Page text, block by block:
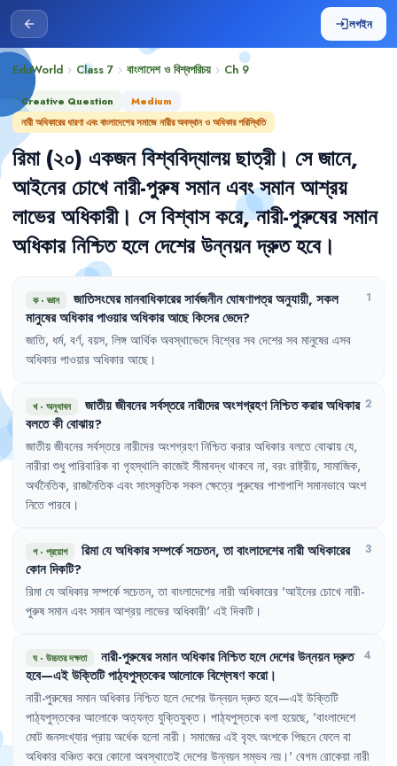
arrow_back loginলগইন
EduWorld chevron_right Class 7 chevron_right বাংলাদেশ ও বিশ্বপরিচয় chevron_right Ch 9
Creative Question
Medium
নারী অধিকারের ধারণা এবং বাংলাদেশের সমাজে নারীর অবস্থান ও অধিকার পরিস্থিতি
রিমা (২০) একজন বিশ্ববিদ্যালয় ছাত্রী। সে জানে,
আইনের চোখে নারী-পুরুষ সমান এবং সমান আশ্রয়
লাভের অধিকারী। সে বিশ্বাস করে, নারী-পুরুষের সমান
অধিকার নিশ্চিত হলে দেশের উন্নয়ন দ্রুত হবে।
ক·জ্ঞান জাতিসংঘেরমানবাধিকারেরসার্বজনীনঘোষণাপত্রঅনুযায়ী, সকল
মানুষেরঅধিকারপাওয়ারঅধিকারআছেকিসেরভেদে?
1
জাতি, ধর্ম, বর্ণ, বয়স, লিঙ্গ আর্থিক অবস্থাভেদে বিশ্বের সব দেশের সব মানুষের এসব
অধিকার পাওয়ার অধিকার আছে ।
খ· অনুধাবন জাতীয়জীবনেরসর্বস্তরেনারীদেরঅংশগ্রহণনিশ্চিতকরারঅধিকার
বলতেকীবোঝায়?
2
জাতীয় জীবনের সর্বস্তরে নারীদের অংশগ্রহণ নিশ্চিত করার অধিকার বলতে বোঝায় যে,
নারীরা শুধু পারিবারিক বা গৃহস্থালি কাজেই সীমাবদ্ধ থাকবে না, বরং রাষ্ট্রীয়, সামাজিক,
অর্থনৈতিক, রাজনৈতিক এবং সাংস্কৃতিক সকল ক্ষেত্রে পুরুষের পাশাপাশি সমানভাবে অংশ
নিতে পারবে ।
গ· প্রয়োগ রিমাযেঅধিকারসম্পর্কেসচেতন, তাবাংলাদেশেরনারীঅধিকারের
কোনদিকটি?
3
রিমা যে অধিকার সম্পর্কে সচেতন, তা বাংলাদেশের নারী অধিকারের 'আইনের চোখে নারী-
পুরুষ সমান এবং সমান আশ্রয় লাভের অধিকারী' এই দিকটি ।
ঘ· উচ্চতর দক্ষতা নারী-পুরুষেরসমানঅধিকারনিশ্চিতহলেদেশেরউন্নয়নদ্রুত
হবে—এইউক্তিটিপাঠ্যপুস্তকেরআলোকেবিশ্লেষণকরো।
4
নারী-পুরুষের সমান অধিকার নিশ্চিত হলে দেশের উন্নয়ন দ্রুত হবে—এই উক্তিটি
পাঠ্যপুস্তকের আলোকে অত্যন্ত যুক্তিযুক্ত। পাঠ্যপুস্তকে বলা হয়েছে, 'বাংলাদেশে
মোট জনসংখ্যার প্রায় অর্ধেক হলো নারী । সমাজের এই বৃহৎ অংশকে পিছনে ফেলে বা
অধিকার বঞ্চিত করে কোনো অবস্থাতেই দেশের উন্নয়ন সম্ভব নয় ।' বেগম রোকেয়া নারী